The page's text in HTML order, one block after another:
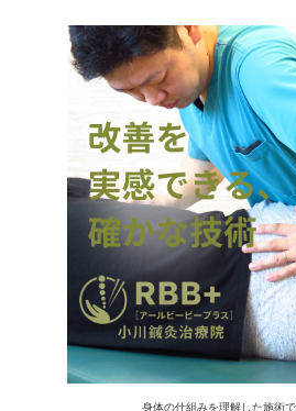
身体の仕組みを理解した施術